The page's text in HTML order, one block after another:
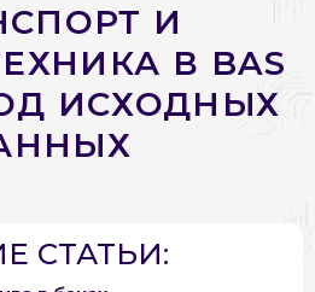
И
В BAS
ИСХОДНЫХ
СТАТЬИ: